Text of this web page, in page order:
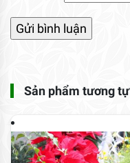
Sản phẩm tương tự